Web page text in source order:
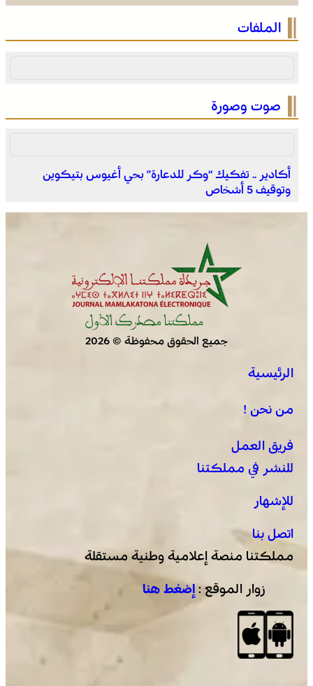
عالميا
توقعات أحوال الطقس اليوم الأحد بالمغرب
الملفات
صوت وصورة
أكادير .. تفكيك “وكر للدعارة” بحي أغيوس بتيكوين
وتوقيف 5 أشخاص
جميع الحقوق محفوظة © 2026
الرئيسية
من نحن !
فريق العمل
للنشر في مملكتنا
للإشهار
اتصل بنا
مملكتنا منصة إعلامية وطنية مستقلة
زوار الموقع : إضغط هنا